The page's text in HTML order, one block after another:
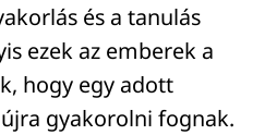
és a tanulás
ezek az emberek a
hogy egy adott
gyakorolni fognak.